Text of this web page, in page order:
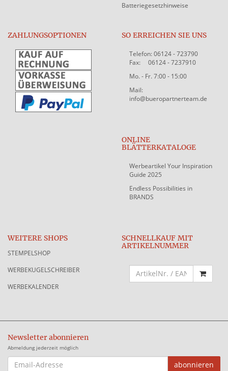
Batteriegesetzhinweise
ZAHLUNGSOPTIONEN SO ERREICHEN SIE UNS
Telefon: 06124 - 723790
Fax: 06124 - 7237910
Mo. - Fr. 7:00 - 15:00
Mail:
info@bueropartnerteam.de
ONLINE
BLÄTTERKATALOGE
Werbeartikel Your Inspiration
Guide 2025
Endless Possibilities in
BRANDS
WEITERE SHOPS
STEMPELSHOP
WERBEKUGELSCHREIBER
WERBEKALENDER
SCHNELLKAUF MIT
ARTIKELNUMMER
Newsletter abonnieren
Abmeldung jederzeit möglich
EMAIL-
ADRESSE
abonnieren